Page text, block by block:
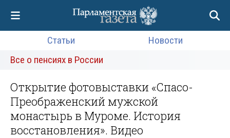
Статьи
Новости
Все о пенсиях в России
Открытие фотовыставки «Спасо-
Преображенский мужской
монастырь в Муроме. История
восстановления». Видео